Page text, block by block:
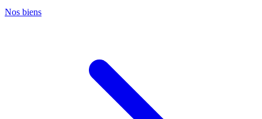
Nos biens